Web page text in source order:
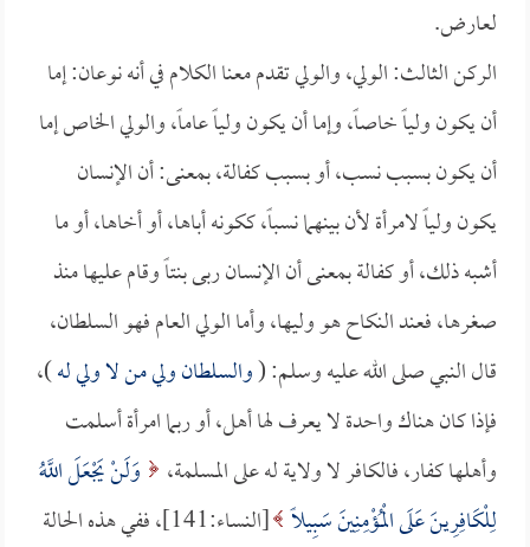
لعارض.
الركن الثالث: الولي، والولي تقدم معنا الكلام في أنه نوعان: إما
أن يكون ولياً خاصاً، وإما أن يكون ولياً عاماً، والولي الخاص إما
أن يكون بسبب نسب، أو بسبب كفالة، بمعنى: أن الإنسان
يكون ولياً لامرأة لأن بينهما نسباً، ككونه أباها، أو أخاها، أو ما
أشبه ذلك، أو كفالة بمعنى أن الإنسان ربى بنتاً وقام عليها منذ
صغرها، فعند النكاح هو وليها، وأما الولي العام فهو السلطان،
قال النبي صلى الله عليه وسلم: (والسلطان ولي من لا ولي له)،
فإذا كان هناك واحدة لا يعرف لها أهل، أو ربما امرأة أسلمت
وأهلها كفار، فالكافر لا ولاية له على المسلمة،
وَلَنْ يَجْعَلَ اللَّهُ
لِلْكَافِرِينَ عَلَى الْمُؤْمِنِينَ سَبِيلاً
[النساء:141]، ففي هذه الحالة